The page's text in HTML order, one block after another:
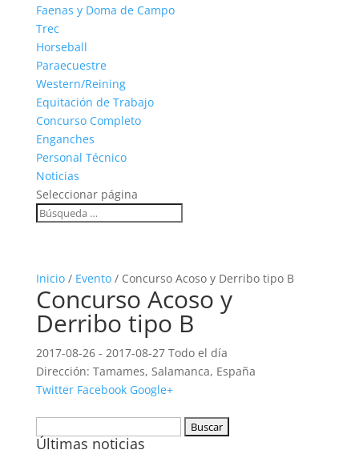
Faenas y Doma de Campo
Trec
Horseball
Paraecuestre
Western/Reining
Equitación de Trabajo
Concurso Completo
Enganches
Personal Técnico
Noticias
Seleccionar página
Inicio/ Evento/ Concurso Acoso y Derribo tipo B
Concurso Acoso y
Derribo tipo B
2017-08-26 - 2017-08-27 Todo el día
Dirección: Tamames, Salamanca, España
Twitter Facebook Google+
Últimas noticias